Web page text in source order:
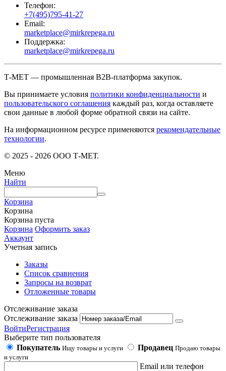
Телефон:
+7(495)795-41-27
Email:
marketplace@mirkrepega.ru
Поддержка:
marketplace@mirkrepega.ru
Т-МЕТ — промышленная B2B-платформа закупок.
Вы принимаете условия политики конфиденциальности и
пользовательского соглашения каждый раз, когда оставляете
свои данные в любой форме обратной связи на сайте.
На информационном ресурсе применяются рекомендательные
технологии.
© 2025 - 2026 ООО Т-МЕТ.
Меню
Найти
Корзина
Корзина
Корзина пуста
Корзина Оформить заказ
Аккаунт
Учетная запись
Заказы
Список сравнения
Запросы на возврат
Отложенные товары
Отслеживание заказа
Отслеживание заказа
ВойтиРегистрация
Выберите тип пользователя
Покупатель Ищу товары и услуги Продавец Продаю товары
и услуги
Email или телефон